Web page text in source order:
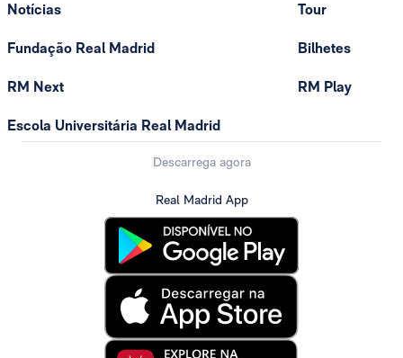
Notícias
Fundação Real Madrid
RM Next
Escola Universitária Real Madrid
Tour
Bilhetes
RM Play
Descarrega agora
Real Madrid App